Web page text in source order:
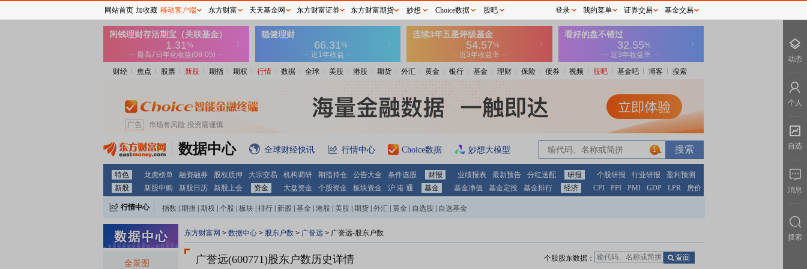
财经 焦点 股票 新股 期指 期权 行情 数据 全球 美股 港股 期货 外汇 黄金 银行 基金 理财 保险 债券 视频 股吧 基金吧 博客 搜索
数据中心 全球财经快讯 行情中心 Choice数据 妙想大模型 1
特色 龙虎榜单 融资融券 股权质押 大宗交易 机构调研 期指持仓 公告大全 条件选股 财报 业绩报表 最新预告 分红送配 研报 个股研报 行业研报
盈利预测
新股
新股申购 新股日历 新股上会 资金 大盘资金 个股资金 板块资金 沪 港 通 基金 基金净值 基金定投 基金排行 经济 CPI PPI PMI GDP LPR 房价
行情中心 指数 期指 期权 个股 板块 排行 新股 基金 港股 美股 期货 外汇 黄金 自选股 自选基金
全景图
东方财富网 > 数据中心 > 股东户数 > 广誉远 > 广誉远-股东户数
广誉远(600771)股东户数历史详情 个股股东数据：
网站首页 加收藏 移动客户端 东方财富 天天基金网 东方财富证券 东方财富期货 妙想 Choice数据 股吧 登录 我的菜单 证券交易 基金交易
动态
个人
自选
消息
搜索